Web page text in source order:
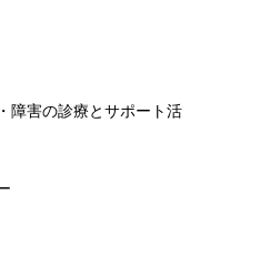
障害の診療とサポート活